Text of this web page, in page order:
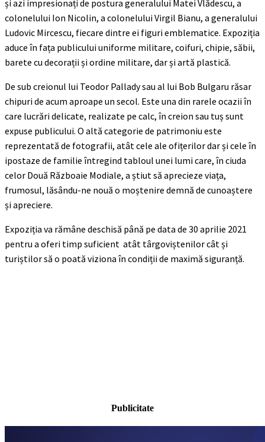
și azi impresionați de postura generalului Matei Vlădescu, a
colonelului Ion Nicolin, a colonelului Virgil Bianu, a generalului
Ludovic Mircescu, fiecare dintre ei figuri emblematice. Expoziția
aduce în fața publicului uniforme militare, coifuri, chipie, săbii,
barete cu decorații și ordine militare, dar și artă plastică.
De sub creionul lui Teodor Pallady sau al lui Bob Bulgaru răsar
chipuri de acum aproape un secol. Este una din rarele ocazii în
care lucrări delicate, realizate pe calc, în creion sau tuș sunt
expuse publicului. O altă categorie de patrimoniu este
reprezentată de fotografii, atât cele ale ofițerilor dar și cele în
ipostaze de familie întregind tabloul unei lumi care, în ciuda
celor Două Războaie Modiale, a știut să aprecieze viața,
frumosul, lăsându-ne nouă o moștenire demnă de cunoaștere
și apreciere.
Expoziția va rămâne deschisă până pe data de 30 aprilie 2021
pentru a oferi timp suficient atât târgoviștenilor cât și
turiștilor să o poată viziona în condiții de maximă siguranță.
Publicitate